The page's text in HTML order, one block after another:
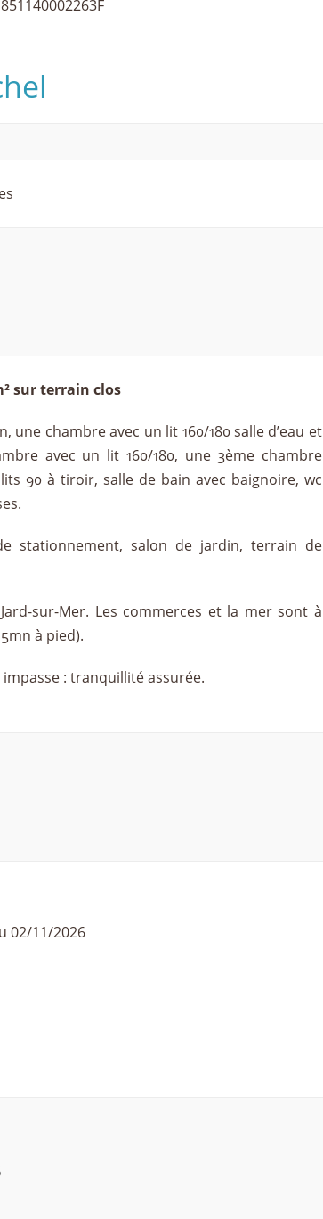
sur terrain clos
une chambre avec un lit 160/180 salle d’eau et
avec un lit 160/180, une 3ème chambre
90 à tiroir, salle de bain avec baignoire, wc
stationnement, salon de jardin, terrain de
sur-Mer. Les commerces et la mer sont à
à pied).
: tranquillité assurée.
02/11/2026